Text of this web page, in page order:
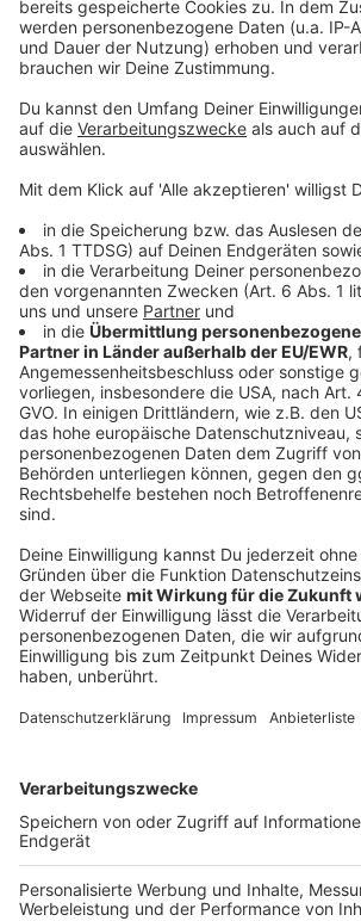
1
Lanxess-Arena Köln
Willy-Brandt-Platz, Köln
2
König-Pilsener-Arena,
Arenastr. 1, 46047 Oberhausen
3
Immermannstraße 23, 40210 Düsseldorf
4
Three Sixty Sportsbar
Boulevard 5, 33613 Bielefeld
5
Anzeige
Anzeige